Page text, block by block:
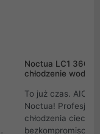
Noctua LC1
chłodzenie wodne
To już czas. AIO
Noctua!
chłodzenia cieczą